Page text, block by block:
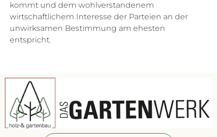
kommt und dem wohlverstandenem
wirtschaftlichem Interesse der Parteien an der
unwirksamen Bestimmung am ehesten
entspricht.